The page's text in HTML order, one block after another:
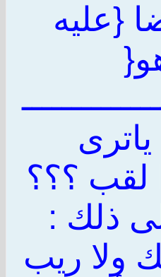
{عليه
لقب ؟؟؟
ذلك :
ولا ريب